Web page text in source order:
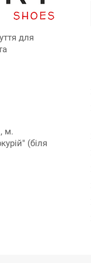
для
м.
(біля